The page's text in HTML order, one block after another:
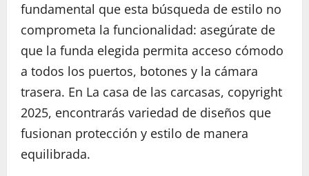
fundamental que esta búsqueda de estilo no
comprometa la funcionalidad: asegúrate de
que la funda elegida permita acceso cómodo
a todos los puertos, botones y la cámara
trasera. En La casa de las carcasas, copyright
2025, encontrarás variedad de diseños que
fusionan protección y estilo de manera
equilibrada.